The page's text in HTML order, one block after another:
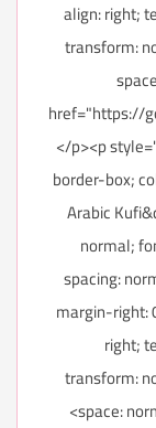
align: right;
transform:
href="https://
</p><p
border-box;
Arabic
normal;
spacing:
margin-right:
right;
transform:
space: